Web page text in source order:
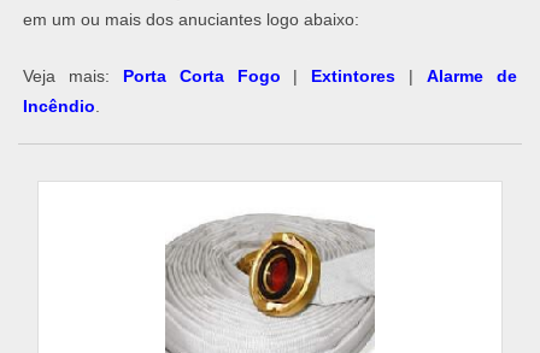
em um ou mais dos anuciantes logo abaixo:
Veja mais: Porta Corta Fogo | Extintores |Alarme de
Incêndio